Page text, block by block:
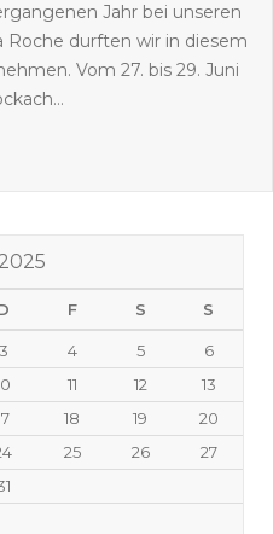
Jahr bei unseren
Roche durften wir in diesem
Vom 27. bis 29. Juni
F S S
3 4 5
6
11 12
13
18 19
20
25 26
27